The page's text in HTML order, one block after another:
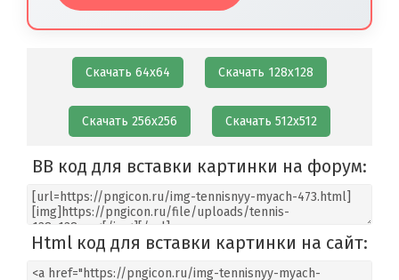
Скачать 64х64 Скачать 128х128
Скачать 256х256 Скачать 512х512
BB код для вставки картинки на форум:
Html код для вставки картинки на сайт: